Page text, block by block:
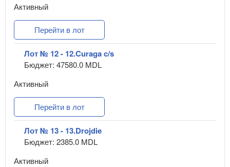
Активный
Перейти в лот
Лот № 12 - 12.Curaga c/s
Бюджет: 47580.0 MDL
Активный
Перейти в лот
Лот № 13 - 13.Drojdie
Бюджет: 2385.0 MDL
Активный